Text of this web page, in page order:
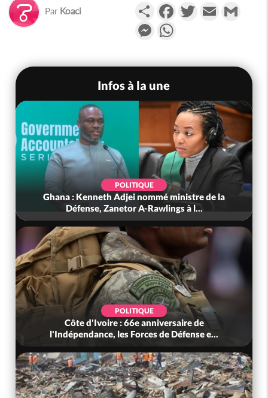
Par Koaci PartagerFacebookTwitterEmail
Messenger
Infos à la une
POLITIQUE
Ghana : Kenneth Adjei nommé ministre de la
Défense, Zanetor A-Rawlings à l...
POLITIQUE
Côte d'Ivoire : 66e anniversaire de
l'Indépendance, les Forces de Défense e...